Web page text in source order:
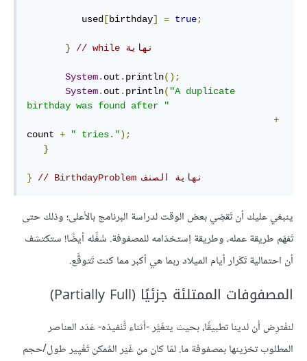
          used
[birthday] = true;
} // نهاية‫ while
System. out . println();
System. out . println( "A duplicate
birthday was found after "
+
count + " tries.");
}
} // ‫نهاية الصنف BirthdayProblem
ينبغي عليك أن تَقضِي بعض الوقت لدراسة البرنامج بالأعلى؛ وذلك حتى
تَفهَم طريقة عمله، وطريقة اِستخدَامه للمصفوفة. شَغِّله أيضًا! ستكتشف
أن احتمالية تَكْرار أيام الميلاد ربما هي أكبر مما كنت تَتوقَّع.
المصفوفات الممتلئة جزئيًا (Partially Full)
لنفْترِض أن لدينا تطبيقًا، بحيث يتغَيَّر -أثناء تَّنْفيذه- عَدَد العناصر
المطلوب تخزينها بمصفوفة ما. لمّا كان من غَيْر المُمكن تَغْيِير طول/حجم